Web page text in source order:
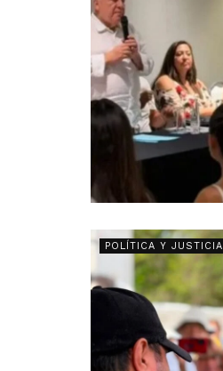
POLÍTICA Y JUSTICIA